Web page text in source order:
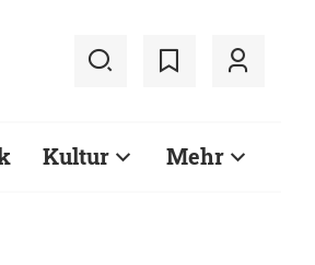
Kultur Mehr